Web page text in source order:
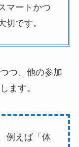
マートかつ
切です。
つ、他の参加
ます。
例えば「体